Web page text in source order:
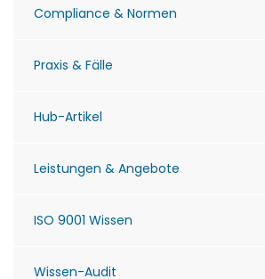
Compliance & Normen
Praxis & Fälle
Hub-Artikel
Leistungen & Angebote
ISO 9001 Wissen
Wissen-Audit